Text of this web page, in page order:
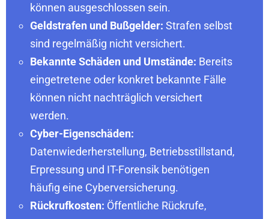
können ausgeschlossen sein.
Geldstrafen und Bußgelder: Strafen selbst
sind regelmäßig nicht versichert.
Bekannte Schäden und Umstände: Bereits
eingetretene oder konkret bekannte Fälle
können nicht nachträglich versichert
werden.
Cyber-Eigenschäden:
Datenwiederherstellung, Betriebsstillstand,
Erpressung und IT-Forensik benötigen
häufig eine Cyberversicherung.
Rückrufkosten: Öffentliche Rückrufe,